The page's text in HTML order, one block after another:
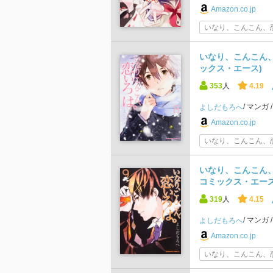
Amazon.co.jp
いなり、こんこん、
いなり、こんこん
ックス・エース)
353 人 4.19
よしだもろへ マンガ
Amazon.co.jp
いなり、こんこん、
いなり、こんこん
コミックス・エー
319 人 4.15
よしだもろへ マンガ
Amazon.co.jp
いなり、こんこん、